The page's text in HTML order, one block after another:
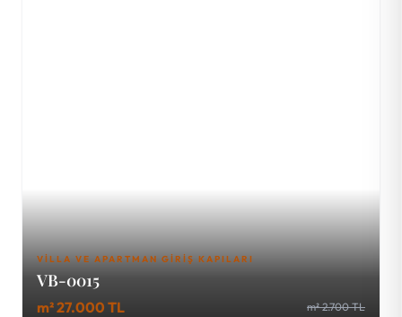
VILLA VE APARTMAN GIRIŞ KAPILARI
VB-0015
m² 27.000 TL m² 2.700 TL